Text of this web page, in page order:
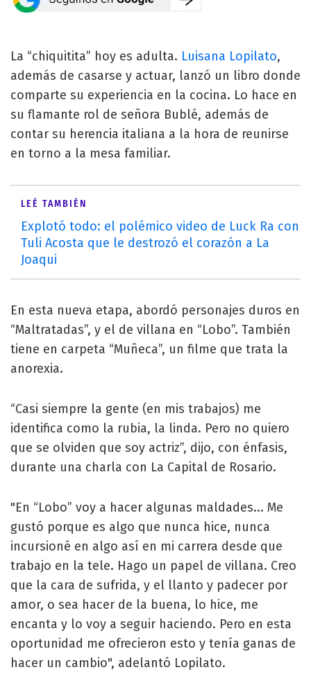
La “chiquitita” hoy es adulta. Luisana Lopilato,
además de casarse y actuar, lanzó un libro donde
comparte su experiencia en la cocina. Lo hace en
su flamante rol de señora Bublé, además de
contar su herencia italiana a la hora de reunirse
en torno a la mesa familiar.
LEÉ TAMBIÉN
Explotó todo: el polémico video de Luck Ra con
Tuli Acosta que le destrozó el corazón a La
Joaqui
En esta nueva etapa, abordó personajes duros en
“Maltratadas”, y el de villana en “Lobo”. También
tiene en carpeta “Muñeca”, un filme que trata la
anorexia.
“Casi siempre la gente (en mis trabajos) me
identifica como la rubia, la linda. Pero no quiero
que se olviden que soy actriz”, dijo, con énfasis,
durante una charla con La Capital de Rosario.
"En “Lobo” voy a hacer algunas maldades... Me
gustó porque es algo que nunca hice, nunca
incursioné en algo así en mi carrera desde que
trabajo en la tele. Hago un papel de villana. Creo
que la cara de sufrida, y el llanto y padecer por
amor, o sea hacer de la buena, lo hice, me
encanta y lo voy a seguir haciendo. Pero en esta
oportunidad me ofrecieron esto y tenía ganas de
hacer un cambio", adelantó Lopilato.